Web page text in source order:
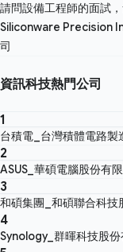
請問設備工程師的面試
Siliconware Precision
司
資訊科技熱門公司
1
台積電_台灣積體電路製
2
ASUS_華碩電腦股份有
3
和碩集團_和碩聯合科技
4
Synology_群暉科技股份